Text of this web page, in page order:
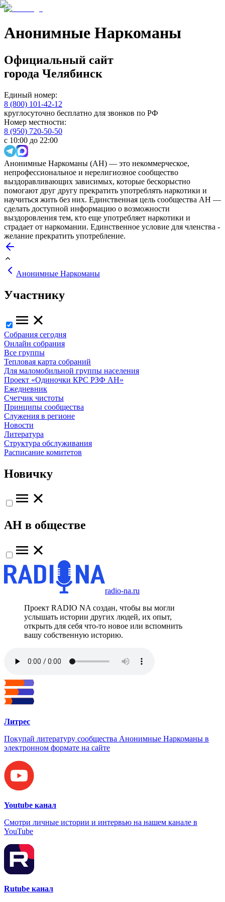
Анонимные Наркоманы
Официальный сайт
города Челябинск
Единый номер:
8 (800) 101-42-12
круглосуточно бесплатно для звонков по РФ
Номер местности:
8 (950) 720-50-50
с 10:00 до 22:00
Анонимные Наркоманы (АН) — это некоммерческое,
непрофессиональное и нерелигиозное сообщество
выздоравливающих зависимых, которые бескорыстно
помогают друг другу прекратить употреблять наркотики и
научиться жить без них. Единственная цель сообщества АН —
сделать доступной информацию о возможности
выздоровления тем, кто еще употребляет наркотики и
страдает от наркомании. Единственное условие для членства -
желание прекратить употребление.
Анонимные Наркоманы
Участнику
Собрания сегодня
Онлайн собрания
Все группы
Тепловая карта собраний
Для маломобильной группы населения
Проект «Одиночки КРС РЗФ АН»
Ежедневник
Счетчик чистоты
Принципы сообщества
Служения в регионе
Новости
Литература
Структура обслуживания
Расписание комитетов
Новичку
АН в обществе
radio-na.ru
Проект RADIO NA создан, чтобы вы могли
услышать истории других людей, их опыт,
открыть для себя что-то новое или вспомнить
вашу собственную историю.
Литрес
Покупай литературу сообщества Анонимные Наркоманы в
электронном формате на сайте
Youtube канал
Смотри личные истории и интервью на нашем канале в
YouTube
Rutube канал